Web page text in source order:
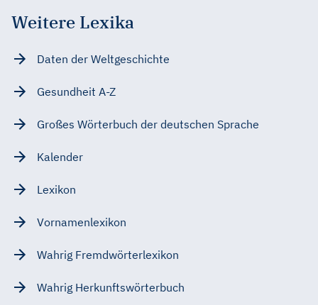
Weitere Lexika
Daten der Weltgeschichte
Gesundheit A-Z
Großes Wörterbuch der deutschen Sprache
Kalender
Lexikon
Vornamenlexikon
Wahrig Fremdwörterlexikon
Wahrig Herkunftswörterbuch